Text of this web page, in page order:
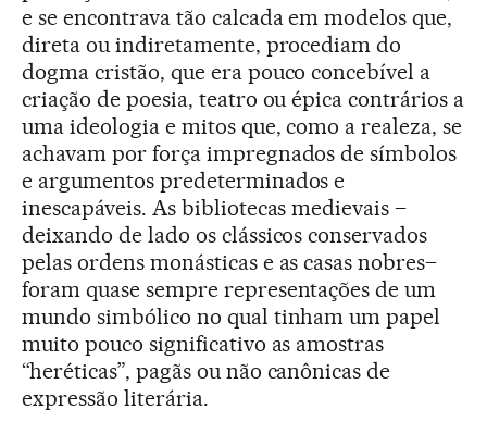
e se encontrava tão calcada em modelos que,
direta ou indiretamente, procediam do
dogma cristão, que era pouco concebível a
criação de poesia, teatro ou épica contrários a
uma ideologia e mitos que, como a realeza, se
achavam por força impregnados de símbolos
e argumentos predeterminados e
inescapáveis. As bibliotecas medievais –
deixando de lado os clássicos conservados
pelas ordens monásticas e as casas nobres–
foram quase sempre representações de um
mundo simbólico no qual tinham um papel
muito pouco significativo as amostras
“heréticas”, pagãs ou não canônicas de
expressão literária.